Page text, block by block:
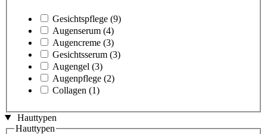
Gesichtspflege (9)
Augenserum (4)
Augencreme (3)
Gesichtsserum (3)
Augengel (3)
Augenpflege (2)
Collagen (1)
Hauttypen
Hauttypen